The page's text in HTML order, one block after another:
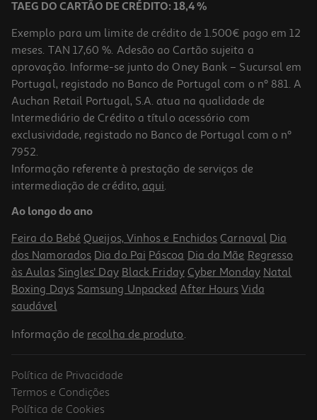
Smartwatch Xiaomi Redmi Watch 5 Lite Preto
52.99 €/un
52,99 €
TAEG DO CARTÃO DE CRÉDITO: 18,4 %
Exemplo para um limite de crédito de 1.500€ pago em 12
meses. TAN 17,60 %. Adesão ao Cartão sujeita a
aprovação. Informe-se junto do Oney Bank – Sucursal em
Portugal, registado no Banco de Portugal com o nº 881. A
Auchan Retail Portugal, S.A. atua na qualidade de
Intermediário de Crédito a título acessório com
exclusividade, registado no Banco de Portugal com o nº
7952.
Informação referente à prestação de serviços de
intermediação de crédito, aqui.
Ao longo do ano
Feira do Bebé Queijos, Vinhos e Enchidos Carnaval Dia
dos Namorados Dia do Pai Páscoa Dia da Mãe Regresso
às Aulas Singles' Day Black Friday Cyber Monday Natal
Boxing Days Samsung Unpacked After Hours Vida
saudável
Informação de recolha de produto.
Política de Privacidade
Termos e Condições
Política de Cookies